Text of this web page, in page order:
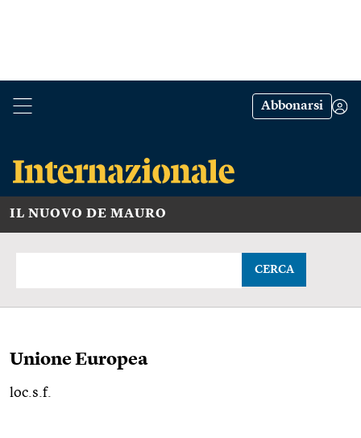
Abbonarsi
IL NUOVO DE MAURO
CERCA
Unione Europea
loc.s.f.